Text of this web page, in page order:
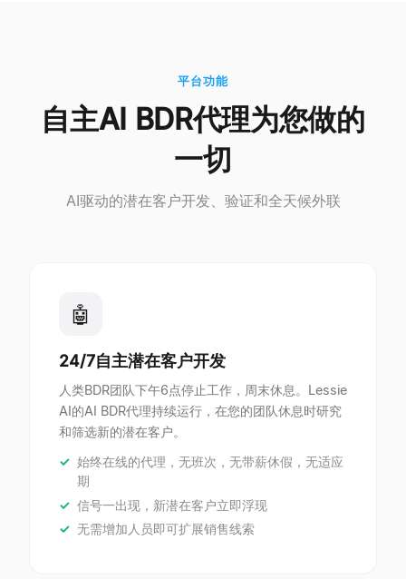
平台功能
自主AI BDR代理为您做的
一切
AI驱动的潜在客户开发、验证和全天候外联
🤖
24/7自主潜在客户开发
人类BDR团队下午6点停止工作，周末休息。Lessie
AI的AI BDR代理持续运行，在您的团队休息时研究
和筛选新的潜在客户。
始终在线的代理，无班次，无带薪休假，无适应
期
信号一出现，新潜在客户立即浮现
无需增加人员即可扩展销售线索